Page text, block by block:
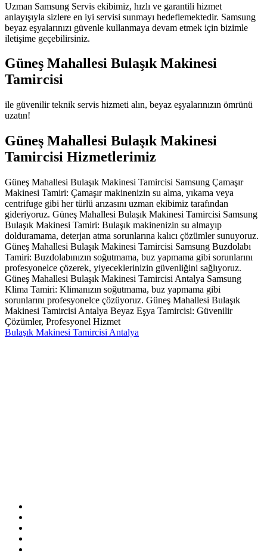
Uzman Samsung Servis ekibimiz, hızlı ve garantili hizmet
anlayışıyla sizlere en iyi servisi sunmayı hedeflemektedir. Samsung
beyaz eşyalarınızı güvenle kullanmaya devam etmek için bizimle
iletişime geçebilirsiniz.
Güneş Mahallesi Bulaşık Makinesi
Tamircisi
ile güvenilir teknik servis hizmeti alın, beyaz eşyalarınızın ömrünü
uzatın!
Güneş Mahallesi Bulaşık Makinesi
Tamircisi Hizmetlerimiz
Güneş Mahallesi Bulaşık Makinesi Tamircisi Samsung Çamaşır
Makinesi Tamiri: Çamaşır makinenizin su alma, yıkama veya
centrifuge gibi her türlü arızasını uzman ekibimiz tarafından
gideriyoruz. Güneş Mahallesi Bulaşık Makinesi Tamircisi Samsung
Bulaşık Makinesi Tamiri: Bulaşık makinenizin su almayıp
dolduramama, deterjan atma sorunlarına kalıcı çözümler sunuyoruz.
Güneş Mahallesi Bulaşık Makinesi Tamircisi Samsung Buzdolabı
Tamiri: Buzdolabınızın soğutmama, buz yapmama gibi sorunlarını
profesyonelce çözerek, yiyeceklerinizin güvenliğini sağlıyoruz.
Güneş Mahallesi Bulaşık Makinesi Tamircisi Antalya Samsung
Klima Tamiri: Klimanızın soğutmama, buz yapmama gibi
sorunlarını profesyonelce çözüyoruz. Güneş Mahallesi Bulaşık
Makinesi Tamircisi Antalya Beyaz Eşya Tamircisi: Güvenilir
Çözümler, Profesyonel Hizmet
Bulaşık Makinesi Tamircisi Antalya